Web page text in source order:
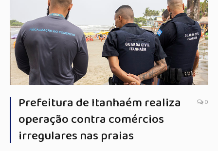
Prefeitura de Itanhaém realiza
operação contra comércios
irregulares nas praias
0